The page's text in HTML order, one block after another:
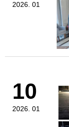
2026. 01
10
2026. 01